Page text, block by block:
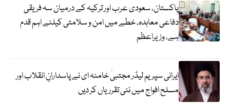
پاکستان، سعودی عرب اور ترکیہ کے درمیان سہ فریقی
دفاعی معاہدہ، خطے میں امن و سلامتی کیلئے اہم قدم
ہے، وزیراعظم
ایرانی سپریم لیڈر مجتبیٰ خامنہ ای نے پاسدارانِ انقلاب اور
مسلح افواج میں نئی تقرریاں کر دیں